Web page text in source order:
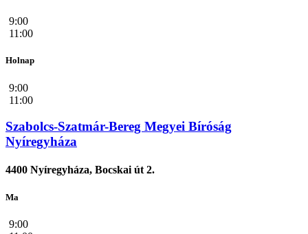
9:00
11:00
Holnap
9:00
11:00
Szabolcs-Szatmár-Bereg Megyei Bíróság
Nyíregyháza
4400 Nyíregyháza, Bocskai út 2.
Ma
9:00